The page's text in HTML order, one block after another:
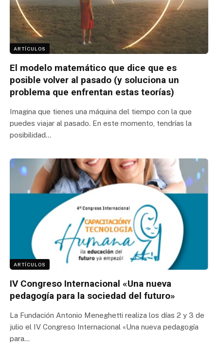
ARTÍCULOS
El modelo matemático que dice que es
posible volver al pasado (y soluciona un
problema que enfrentan estas teorías)
Imagina que tienes una máquina del tiempo con la que
puedes viajar al pasado. En este momento, tendrías la
posibilidad…
ARTÍCULOS
IV Congreso Internacional «Una nueva
pedagogía para la sociedad del futuro»
La Fundación Antonio Meneghetti realiza los días 2 y 3 de
julio el IV Congreso Internacional «Una nueva pedagogía
para…